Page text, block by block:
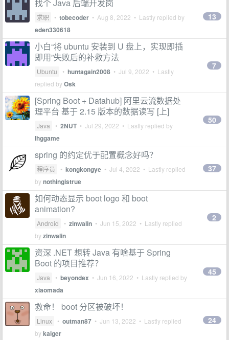
找个 Java 后端开发岗
求职 • tobecoder • Aug 8, 2022 • Lastly replied by
eden330618
13
小白“将 ubuntu 安装到 U 盘上，实现即插
即用”失败后的补救方法
Ubuntu • huntagain2008 • Jul 9, 2022 • Lastly
replied byOsk
7
[Spring Boot + Datahub] 阿里云流数据处
理平台 基于 2.15 版本的数据读写 [上]
Java • 2NUT • Jul 29, 2022 • Lastly replied by
lhggame
50
spring 的约定优于配置概念好吗？
程序员 • kongkongye • Jul 4, 2022 • Lastly replied
bynothingistrue
37
如何动态显示 boot logo 和 boot
animation?
Android • zinwalin • Jun 15, 2022 • Lastly replied
byzinwalin
2
资深 .NET 想转 Java 有啥基于 Spring
Boot 的项目推荐？
Java • beyondex • Jun 16, 2022 • Lastly replied by
xiaomada
45
救命！ boot 分区被破坏！
Linux • outman87 • Jun 13, 2022 • Lastly replied
bykaiger
24